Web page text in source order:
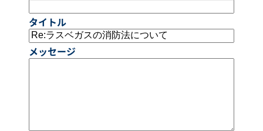
タイトル
メッセージ